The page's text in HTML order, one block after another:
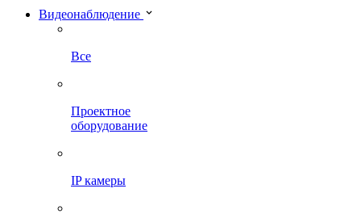
Видеонаблюдение
Все
Проектное
оборудование
IP камеры